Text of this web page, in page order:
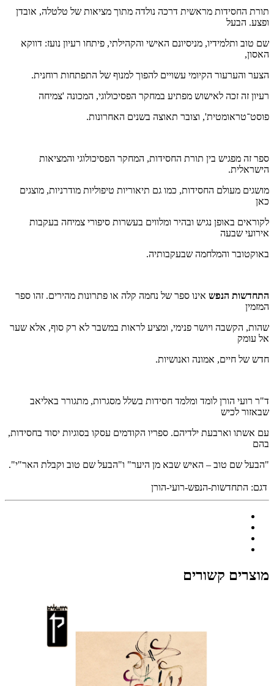
תורת החסידות מראשית דרכה נולדה מתוך מציאות של טלטלה, אובדן
ופצע. הבעל
שם טוב ותלמידיו, מניסיונם האישי והקהילתי, פיתחו רעיון נועז: דווקא
האסון,
הצער והערעור הקיומי עשויים להפוך למנוף של התפתחות רוחנית.
רעיון זה זכה לאישוש מפתיע במחקר הפסיכולוגי, המכונה 'צמיחה
פוסט־טראומטית', וצובר תאוצה בשנים האחרונות.
ספר זה מפגיש בין תורת החסידות, המחקר הפסיכולוגי והמציאות
הישראלית.
מושגים מעולם החסידות, כמו גם תיאוריות טיפוליות מודרניות, מוצגים
כאן
לקוראים באופן נגיש ובהיר ומלווים בעשרות סיפורי צמיחה בעקבות
אירועי שבעה
באוקטובר והמלחמה שבעקבותיה.
התחדשות הנפש אינו ספר של נחמה קלה או פתרונות מהירים. זהו ספר
המזמין
שהות, הקשבה ויושר פנימי, ומציע לראות במשבר לא רק סוף, אלא שער
אל עומק
חדש של חיים, אמונה ואנושיות.
ד"ר רועי הורן לומד ומלמד חסידות בשלל מסגרות, מתגורר באליאב
שבאזור לכיש
עם אשתו וארבעת ילדיהם. ספריו הקודמים עסקו בסוגיות יסוד בחסידות,
בהם
"הבעל שם טוב – האיש שבא מן היער" ו"הבעל שם טוב וקבלת האר"י".
דגם: התחדשות-הנפש-רועי-הורן
מוצרים קשורים